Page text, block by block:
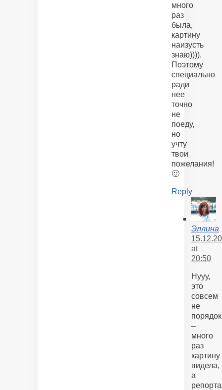
много
раз
была,
картину
наизусть
знаю)))).
Поэтому
специально
ради
нее
точно
не
поеду,
но
учту
твои
пожелания!
🙂
Reply
Эллина
at
20:50
Нууу,
это
совсем
не
порядок
–
много
раз
картину
видела,
а